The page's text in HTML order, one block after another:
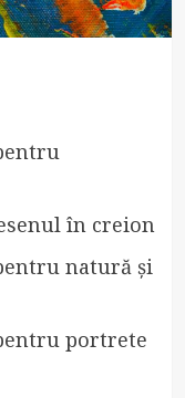
în creion
natură și
portrete